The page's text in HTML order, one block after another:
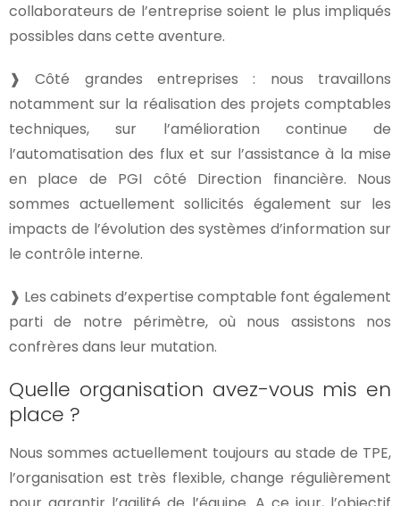
collaborateurs de l’entreprise soient le plus impliqués
possibles dans cette aventure.
❱ Côté grandes entreprises : nous travaillons
notamment sur la réalisation des projets comptables
techniques, sur l’amélioration continue de
l’automatisation des flux et sur l’assistance à la mise
en place de PGI côté Direction financière. Nous
sommes actuellement sollicités également sur les
impacts de l’évolution des systèmes d’information sur
le contrôle interne.
❱ Les cabinets d’expertise comptable font également
parti de notre périmètre, où nous assistons nos
confrères dans leur mutation.
Quelle organisation avez-vous mis en
place ?
Nous sommes actuellement toujours au stade de TPE,
l’organisation est très flexible, change régulièrement